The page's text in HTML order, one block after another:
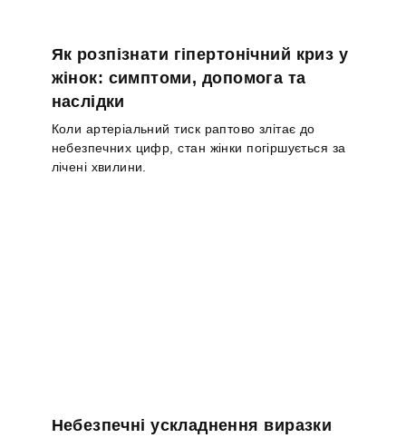
Як розпізнати гіпертонічний криз у
жінок: симптоми, допомога та
наслідки
Коли артеріальний тиск раптово злітає до
небезпечних цифр, стан жінки погіршується за
лічені хвилини.
Небезпечні ускладнення виразки